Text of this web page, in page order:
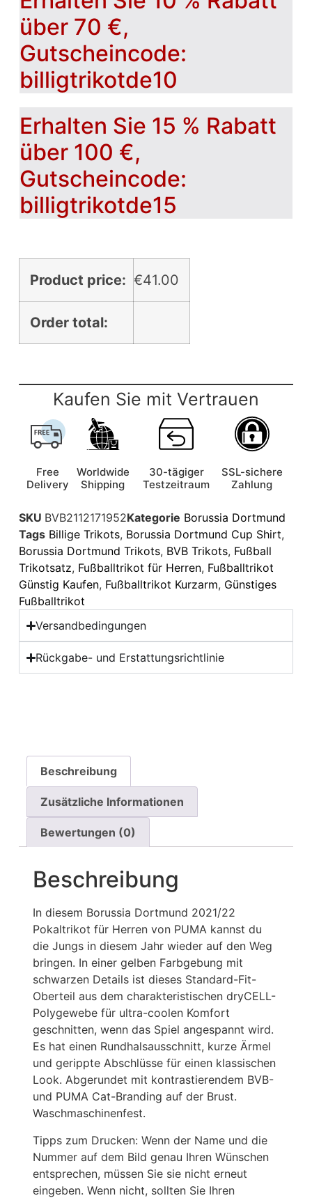
über 70 €,
Gutscheincode:
billigtrikotde10
Erhalten Sie 15 % Rabatt
über 100 €,
Gutscheincode:
billigtrikotde15
Product price: €41.00
Order total:
Kaufen Sie mit Vertrauen
Free
Delivery
Worldwide
Shipping
30-tägiger
Testzeitraum
SSL-sichere
Zahlung
SKU BVB2112171952Kategorie Borussia Dortmund
Tags Billige Trikots, Borussia Dortmund Cup Shirt,
Borussia Dortmund Trikots, BVB Trikots, Fußball
Trikotsatz, Fußballtrikot für Herren, Fußballtrikot
Günstig Kaufen, Fußballtrikot Kurzarm, Günstiges
Fußballtrikot
Versandbedingungen
Rückgabe- und Erstattungsrichtlinie
Beschreibung
Zusätzliche Informationen
Bewertungen (0)
Beschreibung
In diesem Borussia Dortmund 2021/22
Pokaltrikot für Herren von PUMA kannst du
die Jungs in diesem Jahr wieder auf den Weg
bringen. In einer gelben Farbgebung mit
schwarzen Details ist dieses Standard-Fit-
Oberteil aus dem charakteristischen dryCELL-
Polygewebe für ultra-coolen Komfort
geschnitten, wenn das Spiel angespannt wird.
Es hat einen Rundhalsausschnitt, kurze Ärmel
und gerippte Abschlüsse für einen klassischen
Look. Abgerundet mit kontrastierendem BVB-
und PUMA Cat-Branding auf der Brust.
Waschmaschinenfest.
Tipps zum Drucken: Wenn der Name und die
Nummer auf dem Bild genau Ihren Wünschen
entsprechen, müssen Sie sie nicht erneut
eingeben. Wenn nicht, sollten Sie Ihren